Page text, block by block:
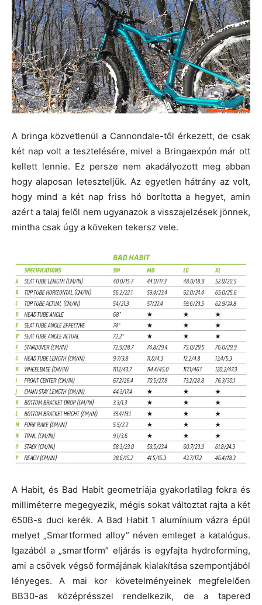
A bringa közvetlenül a Cannondale-től érkezett, de csak
két nap volt a tesztelésére, mivel a Bringaexpón már ott
kellett lennie. Ez persze nem akadályozott meg abban
hogy alaposan leteszteljük. Az egyetlen hátrány az volt,
hogy mind a két nap friss hó borította a hegyet, amin
azért a talaj felől nem ugyanazok a visszajelzések jönnek,
mintha csak úgy a köveken tekersz vele.
A Habit, és Bad Habit geometriája gyakorlatilag fokra és
milliméterre megegyezik, mégis sokat változtat rajta a két
650B-s duci kerék. A Bad Habit 1 alumínium vázra épül
melyet „Smartformed alloy” néven emleget a katalógus.
Igazából a „smartform” eljárás is egyfajta hydroforming,
ami a csövek végső formájának kialakítása szempontjából
lényeges. A mai kor követelményeinek megfelelően
BB30-as középrésszel rendelkezik, de a tapered